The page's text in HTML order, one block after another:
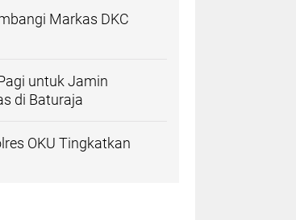
Markas DKC
untuk Jamin
di Baturaja
OKU Tingkatkan